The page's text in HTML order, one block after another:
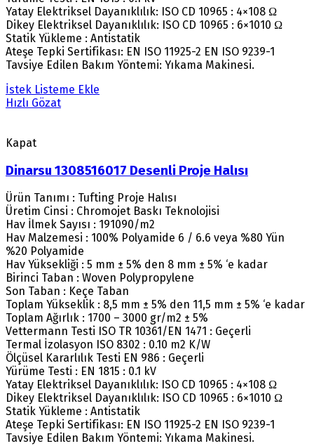
Yatay Elektriksel Dayanıklılık: ISO CD 10965 : 4×108 Ω
Dikey Elektriksel Dayanıklılık: ISO CD 10965 : 6×1010 Ω
Statik Yükleme : Antistatik
Ateşe Tepki Sertifikası: EN ISO 11925-2 EN ISO 9239-1
Tavsiye Edilen Bakım Yöntemi: Yıkama Makinesi.
İstek Listeme Ekle
Hızlı Gözat
Kapat
Dinarsu 1308516017 Desenli Proje Halısı
Ürün Tanımı : Tufting Proje Halısı
Üretim Cinsi : Chromojet Baskı Teknolojisi
Hav İlmek Sayısı : 191090/m2
Hav Malzemesi : 100% Polyamide 6 / 6.6 veya %80 Yün
%20 Polyamide
Hav Yüksekliği : 5 mm ± 5% den 8 mm ± 5% ‘e kadar
Birinci Taban : Woven Polypropylene
Son Taban : Keçe Taban
Toplam Yükseklik : 8,5 mm ± 5% den 11,5 mm ± 5% ‘e kadar
Toplam Ağırlık : 1700 – 3000 gr/m2 ± 5%
Vettermann Testi ISO TR 10361/EN 1471 : Geçerli
Termal İzolasyon ISO 8302 : 0.10 m2 K/W
Ölçüsel Kararlılık Testi EN 986 : Geçerli
Yürüme Testi : EN 1815 : 0.1 kV
Yatay Elektriksel Dayanıklılık: ISO CD 10965 : 4×108 Ω
Dikey Elektriksel Dayanıklılık: ISO CD 10965 : 6×1010 Ω
Statik Yükleme : Antistatik
Ateşe Tepki Sertifikası: EN ISO 11925-2 EN ISO 9239-1
Tavsiye Edilen Bakım Yöntemi: Yıkama Makinesi.